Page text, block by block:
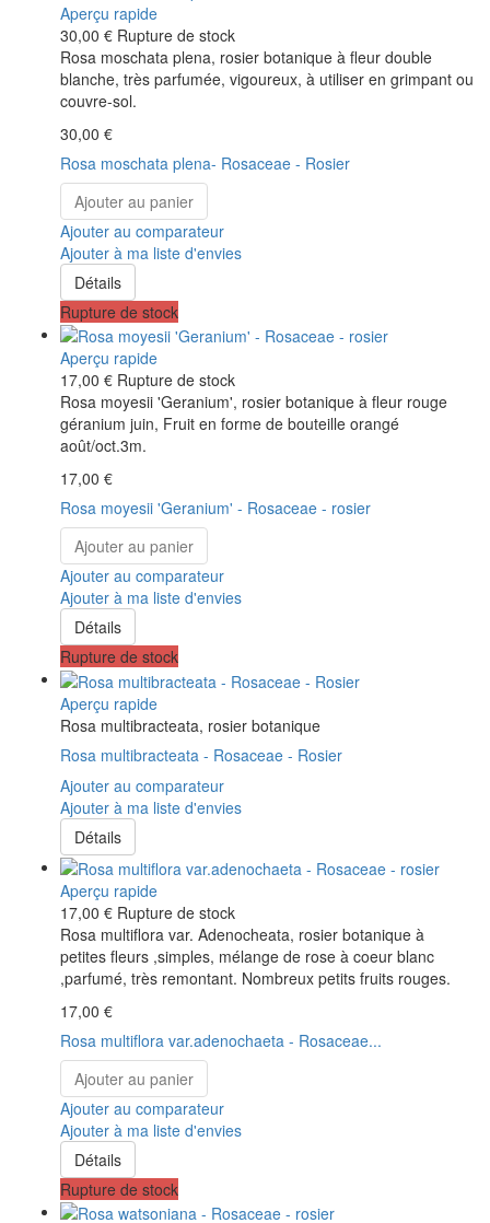
Aperçu rapide
30,00 € Rupture de stock
Rosa moschata plena, rosier botanique à fleur double
blanche, très parfumée, vigoureux, à utiliser en grimpant ou
couvre-sol.
30,00 €
Rosa moschata plena- Rosaceae - Rosier
Ajouter au panier
Ajouter au comparateur
Ajouter à ma liste d'envies
Détails
Rupture de stock
Aperçu rapide
17,00 € Rupture de stock
Rosa moyesii 'Geranium', rosier botanique à fleur rouge
géranium juin, Fruit en forme de bouteille orangé
août/oct.3m.
17,00 €
Rosa moyesii 'Geranium' - Rosaceae - rosier
Ajouter au panier
Ajouter au comparateur
Ajouter à ma liste d'envies
Détails
Rupture de stock
Aperçu rapide
Rosa multibracteata, rosier botanique
Rosa multibracteata - Rosaceae - Rosier
Ajouter au comparateur
Ajouter à ma liste d'envies
Détails
Aperçu rapide
17,00 € Rupture de stock
Rosa multiflora var. Adenocheata, rosier botanique à
petites fleurs ,simples, mélange de rose à coeur blanc
,parfumé, très remontant. Nombreux petits fruits rouges.
17,00 €
Rosa multiflora var.adenochaeta - Rosaceae...
Ajouter au panier
Ajouter au comparateur
Ajouter à ma liste d'envies
Détails
Rupture de stock